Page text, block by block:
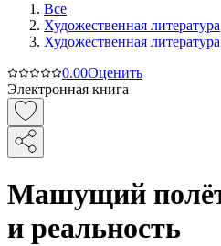
Все
Художественная литература
Художественная
0.00Оценить
Электронная книга
Машущий
и реальность